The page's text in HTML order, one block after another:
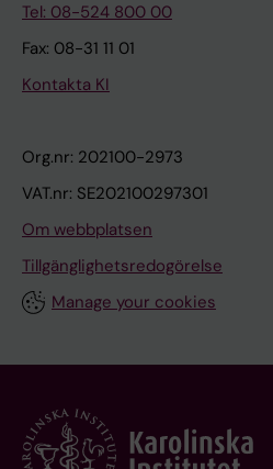
Tel: 08-524 800 00
Fax: 08-31 11 01
Kontakta KI
Org.nr: 202100-2973
VAT.nr: SE202100297301
Om webbplatsen
Tillgänglighetsredogörelse
Manage your cookies